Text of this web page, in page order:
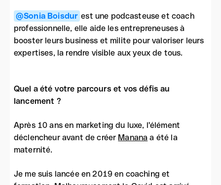
@Sonia Boisdur est une podcasteuse et coach
professionnelle, elle aide les entrepreneuses à
booster leurs business et milite pour valoriser leurs
expertises, la rendre visible aux yeux de tous.
Quel a été votre parcours et vos défis au
lancement ?
Après 10 ans en marketing du luxe, l'élément
déclencheur avant de créer Manana a été la
maternité.
Je me suis lancée en 2019 en coaching et